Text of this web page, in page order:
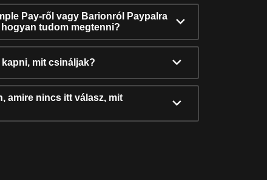
Pay-ről vagy Barionról Paypalra
tudom megtenni?
mit csináljak?
amire nincs itt válasz, mit